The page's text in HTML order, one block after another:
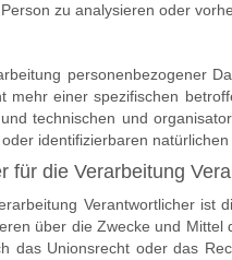
zu analysieren oder
personenbezogener
mehr einer spezifischen
technischen und
identifizierbaren
die Verarbeitung
Verantwortlicher ist
über die Zwecke und
das Unionsrecht oder das